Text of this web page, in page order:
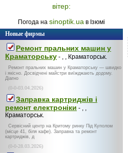
вітер:
Погода на sinoptik.ua в Ізюмі
Новые фирмы
Ремонт пральних машин у
Краматорську - , , Краматорськ.
Ремонт пральних машин у Краматорську — швидко
і якісно. Досвідчені майстри виїжджають додому.
Діагно
(0-0-03.04.2026)
Заправка картриджів і
ремонт електроніки - , ,
Краматорськ.
Сервісний центр на Критому ринку Під Куполом
(місце 41, біля кафе). Заправка та ремонт
картриджів, д
(0-0-28.03.2026)